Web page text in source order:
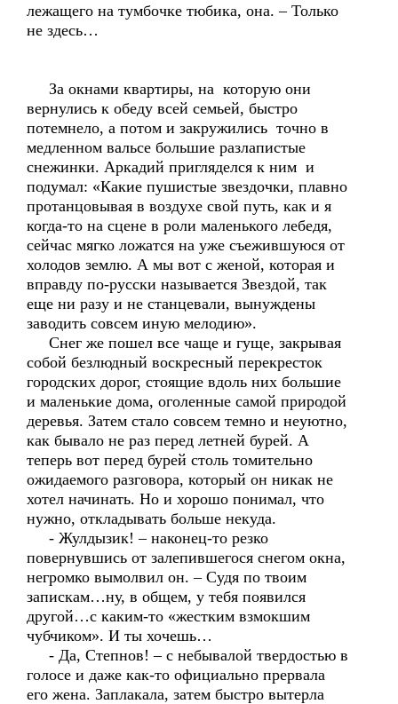
лежащего на тумбочке тюбика, она. – Только
не здесь…
За окнами квартиры, на которую они
вернулись к обеду всей семьей, быстро
потемнело, а потом и закружились точно в
медленном вальсе большие разлапистые
снежинки. Аркадий пригляделся к ним и
подумал: «Какие пушистые звездочки, плавно
протанцовывая в воздухе свой путь, как и я
когда-то на сцене в роли маленького лебедя,
сейчас мягко ложатся на уже съежившуюся от
холодов землю. А мы вот с женой, которая и
вправду по-русски называется Звездой, так
еще ни разу и не станцевали, вынуждены
заводить совсем иную мелодию».
Снег же пошел все чаще и гуще, закрывая
собой безлюдный воскресный перекресток
городских дорог, стоящие вдоль них большие
и маленькие дома, оголенные самой природой
деревья. Затем стало совсем темно и неуютно,
как бывало не раз перед летней бурей. А
теперь вот перед бурей столь томительно
ожидаемого разговора, который он никак не
хотел начинать. Но и хорошо понимал, что
нужно, откладывать больше некуда.
- Жулдызик! – наконец-то резко
повернувшись от залепившегося снегом окна,
негромко вымолвил он. – Судя по твоим
запискам…ну, в общем, у тебя появился
другой…с каким-то «жестким взмокшим
чубчиком». И ты хочешь…
- Да, Степнов! – с небывалой твердостью в
голосе и даже как-то официально прервала
его жена. Заплакала, затем быстро вытерла